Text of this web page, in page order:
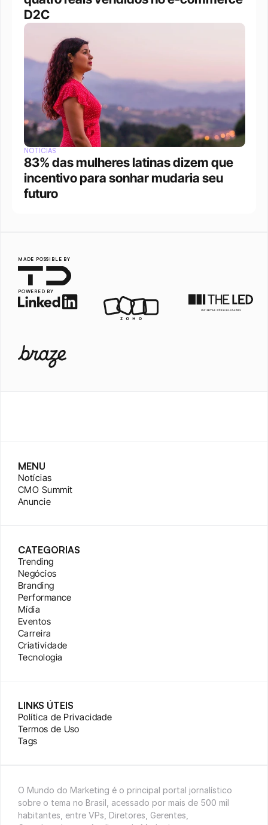
D2C
NOTÍCIAS
83% das mulheres latinas dizem que
incentivo para sonhar mudaria seu
futuro
MADE POSSIBLE BY
POWERED BY
MENU
Notícias
CMO Summit
Anuncie
CATEGORIAS
Trending
Negócios
Branding
Performance
Mídia
Eventos
Carreira
Criatividade
Tecnologia
LINKS ÚTEIS
Política de Privacidade
Termos de Uso
Tags
O Mundo do Marketing é o principal portal jornalístico
sobre o tema no Brasil, acessado por mais de 500 mil
habitantes, entre VPs, Diretores, Gerentes,